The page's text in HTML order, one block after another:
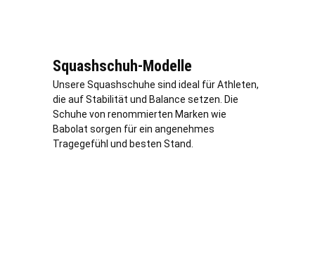
Squashschuh-Modelle
Unsere Squashschuhe sind ideal für Athleten,
die auf Stabilität und Balance setzen. Die
Schuhe von renommierten Marken wie
Babolat sorgen für ein angenehmes
Tragegefühl und besten Stand.